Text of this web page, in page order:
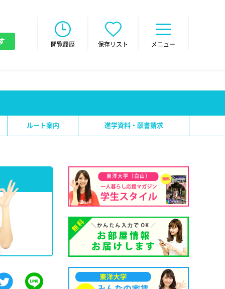
閲覧履歴 保存リスト メニュー
ルート案内 進学資料・願書請求
東洋大学（白山）